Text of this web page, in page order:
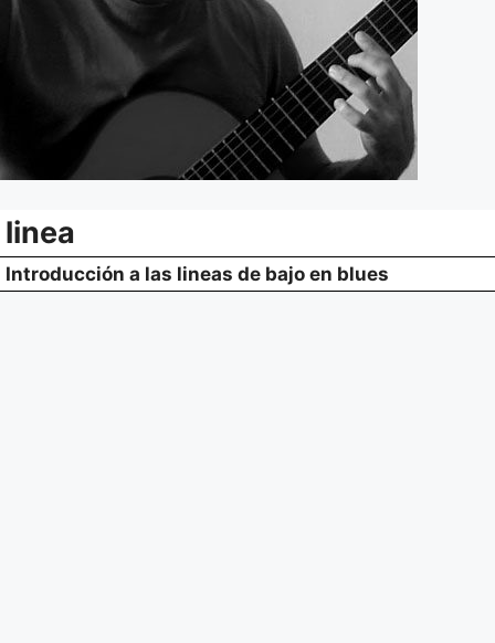
linea
Introducción a las lineas de bajo en blues